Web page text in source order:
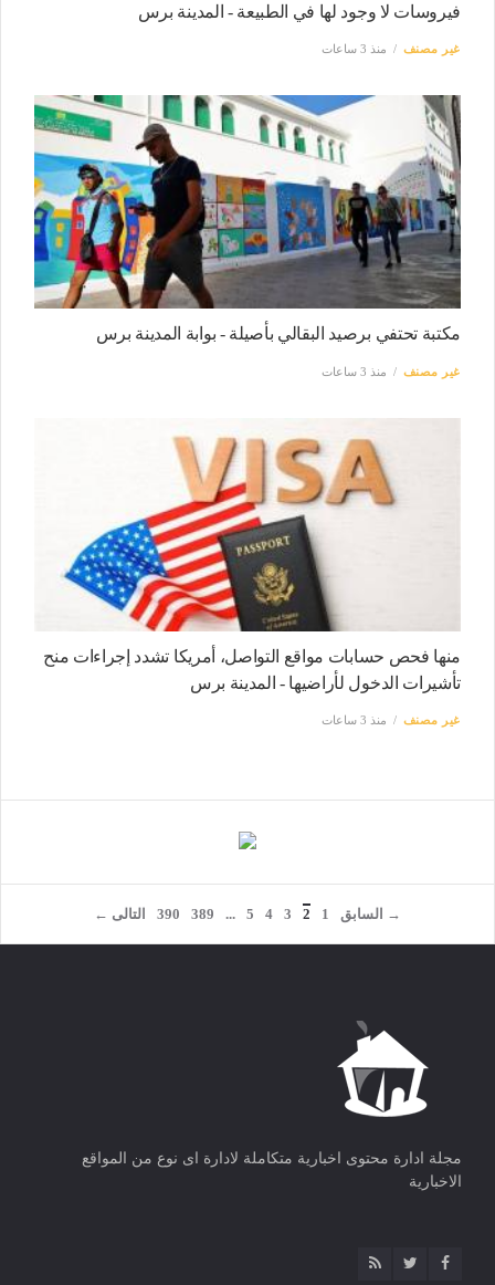
فيروسات لا وجود لها في الطبيعة - المدينة برس
غير مصنف منذ 3 ساعات
مكتبة تحتفي برصيد البقالي بأصيلة - بوابة المدينة برس
غير مصنف منذ 3 ساعات
منها فحص حسابات مواقع التواصل، أمريكا تشدد إجراءات منح
تأشيرات الدخول لأراضيها - المدينة برس
غير مصنف منذ 3 ساعات
→ السابق 1
2
3
4
5
...
389
390 التالى ←
مجلة ادارة محتوى اخبارية متكاملة لادارة اى نوع من المواقع
الاخبارية